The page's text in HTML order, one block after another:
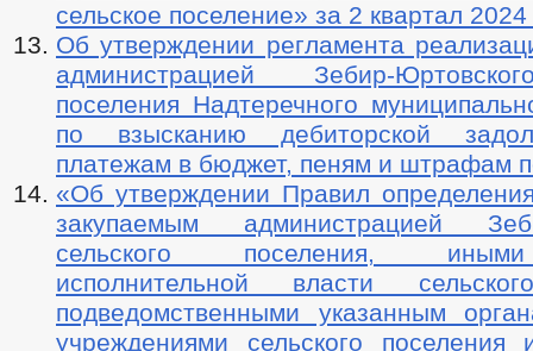
сельское поселение» за 2 квартал 2024
Об утверждении регламента
администрацией Зебир-
поселения Надтеречного
по взысканию дебиторской
платежам в бюджет, пеням и штрафам
«Об утверждении Правил
закупаемым администрацией
сельского поселения,
исполнительной власти
подведомственными указанным
учреждениями сельского